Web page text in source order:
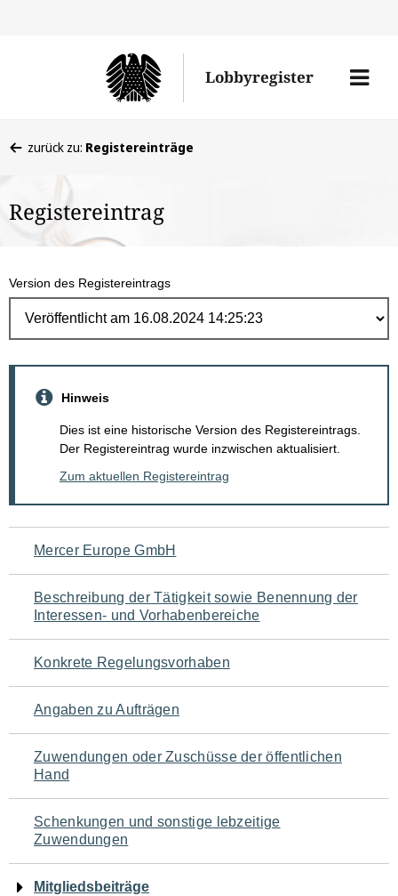
Lobbyregister
Menü
befinden
hier:
zurück zu: Registereinträge
Registereintrag
Version des Registereintrags
Hinweis
Dies ist eine historische Version des Registereintrags.
Der Registereintrag wurde inzwischen aktualisiert.
Zum aktuellen Registereintrag
Navigation
für
den
Seiteninhalt
Mercer Europe GmbH
Beschreibung der Tätigkeit sowie Benennung der
Interessen- und Vorhabenbereiche
Konkrete Regelungsvorhaben
Angaben zu Aufträgen
Zuwendungen oder Zuschüsse der öffentlichen
Hand
Schenkungen und sonstige lebzeitige
Zuwendungen
Mitgliedsbeiträge